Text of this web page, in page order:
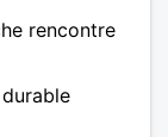
rencontre